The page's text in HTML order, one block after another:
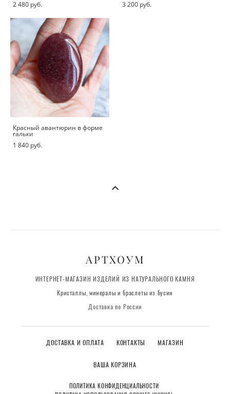
2 480 pуб.
3 200 pуб.
Красный авантюрин в форме
гальки
1 840 pуб.
АРТХОУМ
ИНТЕРНЕТ-МАГАЗИН ИЗДЕЛИЙ ИЗ НАТУРАЛЬНОГО КАМНЯ
Кристаллы, минералы и браслеты из бусин
Доставка по России
ДОСТАВКА И ОПЛАТА КОНТАКТЫ МАГАЗИН
ВАША КОРЗИНА
ПОЛИТИКА КОНФИДЕНЦИАЛЬНОСТИ